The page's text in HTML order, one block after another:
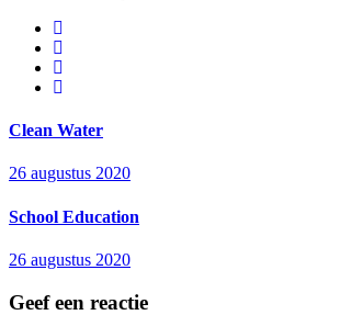
Clean Water
26 augustus 2020
School Education
26 augustus 2020
Geef een reactie